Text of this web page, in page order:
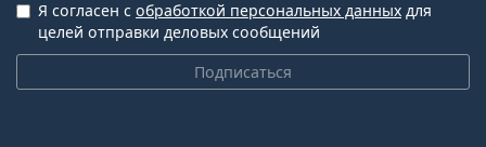
Подписаться
Я согласен с обработкой персональных данных для
целей отправки деловых сообщений